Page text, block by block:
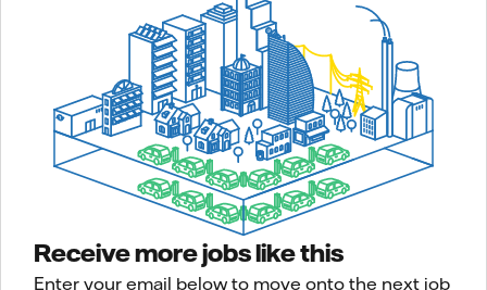
Receive more jobs like this
Enter your email below to move onto the next job